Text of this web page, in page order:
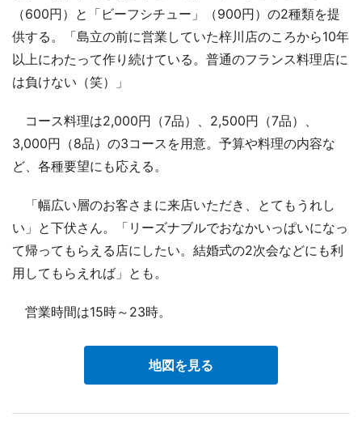
（600円）と「ビーフシチュー」（900円）の2種類を提
供する。「島立の前に営業していた梓川店のころから10年
以上にわたって作り続けている。普通のフランス料理店に
は負けない（笑）」
コース料理は2,000円（7品）、2,500円（7品）、
3,000円（8品）の3コースを用意。予算や料理の内容な
ど、各種要望にも応える。
「幅広い層のお客さまに来店いただき、とてもうれし
い」と下伏さん。「リーズナブルでおなかいっぱいになっ
て帰ってもらえる店にしたい。結婚式の2次会などにも利
用してもらえれば」とも。
営業時間は15時～23時。
地図を見る